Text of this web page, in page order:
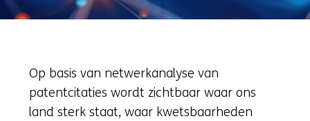
Op basis van netwerkanalyse van
patentcitaties wordt zichtbaar waar ons
land sterk staat, waar kwetsbaarheden